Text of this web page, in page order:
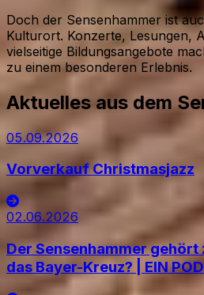
Doch der Sensenhammer ist
Kulturort. Konzerte, Lesungen,
vielseitige Bildungsangebote
zu einem besonderen Erlebnis.
Aktuelles aus dem
05.09.2026
Vorverkauf Christmasjazz
02.06.2026
Der Sensenhammer gehört
das Bayer-Kreuz? | EIN POD